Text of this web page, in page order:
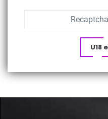
U18